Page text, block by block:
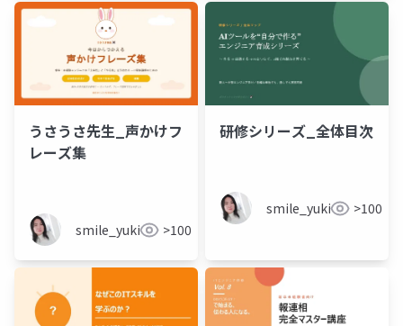
うさうさ先生_声かけフ
レーズ集
smile_yukiko_it>100
研修シリーズ_全体目次
smile_yukiko_it>100